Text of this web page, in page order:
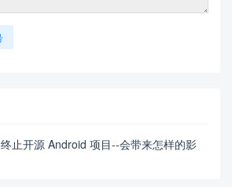
止开源 Android 项目--会带来怎样的影